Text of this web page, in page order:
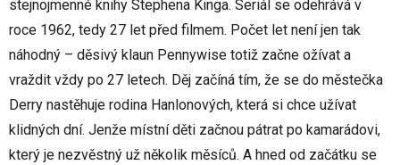
stejnojmenné knihy Stephena Kinga. Seriál se odehrává v
roce 1962, tedy 27 let před filmem. Počet let není jen tak
náhodný – děsivý klaun Pennywise totiž začne ožívat a
vraždit vždy po 27 letech. Děj začíná tím, že se do městečka
Derry nastěhuje rodina Hanlonových, která si chce užívat
klidných dní. Jenže místní děti začnou pátrat po kamarádovi,
který je nezvěstný už několik měsíců. A hned od začátku se